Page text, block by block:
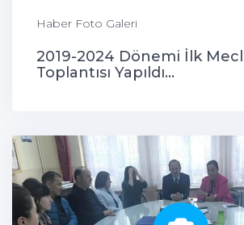
Haber Foto Galeri
2019-2024 Dönemi İlk
Toplantısı Yapıldı...